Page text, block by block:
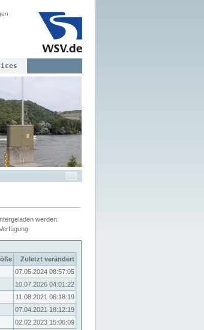
werden.
Zuletzt verändert
07.05.2024 08:57:05
10.07.2026 04:01:22
11.08.2021 06:18:19
07.04.2021 18:12:19
02.02.2023 15:06:09